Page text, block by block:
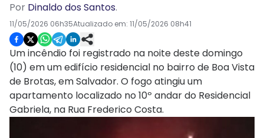
Por Dinaldo dos Santos.
11/05/2026 06h35Atualizado em: 11/05/2026 08h41
Um incêndio foi registrado na noite deste domingo
(10) em um edifício residencial no bairro de Boa Vista
de Brotas, em Salvador. O fogo atingiu um
apartamento localizado no 10º andar do Residencial
Gabriela, na Rua Frederico Costa.